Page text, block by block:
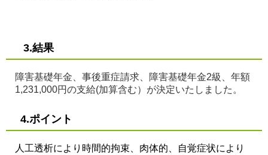
3.結果
障害基礎年金、事後重症請求、障害基礎年金2級、年額
1,231,000円の支給(加算含む）が決定いたしました。
4.ポイント
人工透析により時間的拘束、肉体的、自覚症状により